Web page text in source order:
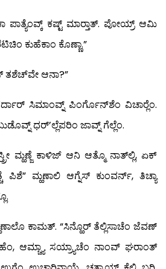
ಪಾತ್ಯೆಂವ್ಕ್ ಕಷ್ಟ್ ಮಾರ್‍ತಾತ್. ಪೋಯ್ರ್ ಆಮಿ
ಕುಹೆಕಾಂ ಕೊಣ್ಣಾ.”
ತಶೆಚ್‍ವೇ ಆನಾ?”
ಸಿಮಾಂವ್ನ್ ಪಿಂರ್ಗೊನ್‍ಶೆಂ ವಿಚಾರ್‍ಲೆಂ.
ಧರ್’ಲ್ಲೆಪರಿಂ ಜಾವ್ನ್ ಗೆಲ್ಲೆಂ.
ಮ್ಹಣ್ಜೆ ಕಾಳಿಜ್ ಆನಿ ಆತ್ಮೊ ನಾತ್‍ಲ್ಲಿ, ಏಕ್
ಮ್ಹಣಾಲಿ ಆಗ್ನೆಸ್ ಕುಂವರ್ನ್, ತಿಚ್ಯಾ
ಕಾಮತ್. “ಸಿನ್ಹೊರ್ ತೆಲ್ಲಿಸಾಚೆಂ ಜೆವಣ್
ಆಮ್ಚ್ಯಾ ಸಯ್ರ್ಯಾಚೆಂ ನಾಂವ್ ಘರಾಂತ್